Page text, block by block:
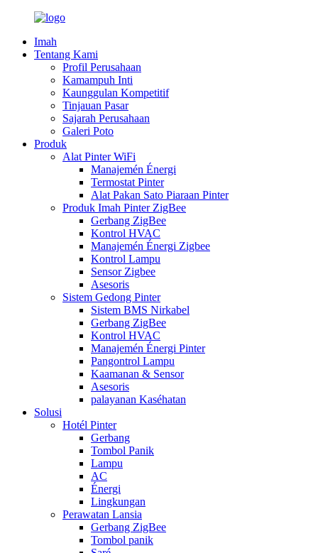
Imah
Tentang Kami
Profil Perusahaan
Kamampuh Inti
Kaunggulan Kompetitif
Tinjauan Pasar
Sajarah Perusahaan
Galeri Poto
Produk
Alat Pinter WiFi
Manajemén Énergi
Termostat Pinter
Alat Pakan Sato Piaraan Pinter
Produk Imah Pinter ZigBee
Gerbang ZigBee
Kontrol HVAC
Manajemén Énergi Zigbee
Kontrol Lampu
Sensor Zigbee
Asesoris
Sistem Gedong Pinter
Sistem BMS Nirkabel
Gerbang ZigBee
Kontrol HVAC
Manajemén Énergi Pinter
Pangontrol Lampu
Kaamanan & Sensor
Asesoris
palayanan Kaséhatan
Solusi
Hotél Pinter
Gerbang
Tombol Panik
Lampu
AC
Énergi
Lingkungan
Perawatan Lansia
Gerbang ZigBee
Tombol panik